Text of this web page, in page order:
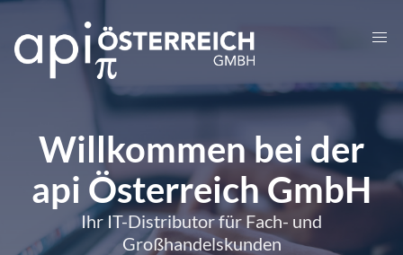
Willkommen bei der
api Österreich GmbH
Ihr IT-Distributor für Fach- und
Großhandelskunden